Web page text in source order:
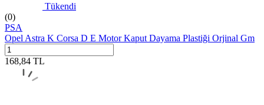
Tükendi
(0)
PSA
Opel Astra K Corsa D E Motor Kaput Dayama Plastiği Orjinal Gm
168,84 TL